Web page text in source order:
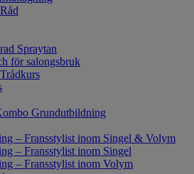
Spraytan
för salongsbruk
Grundutbildning
– Fransstylist inom Singel & Volym
– Fransstylist inom Singel
– Fransstylist inom Volym